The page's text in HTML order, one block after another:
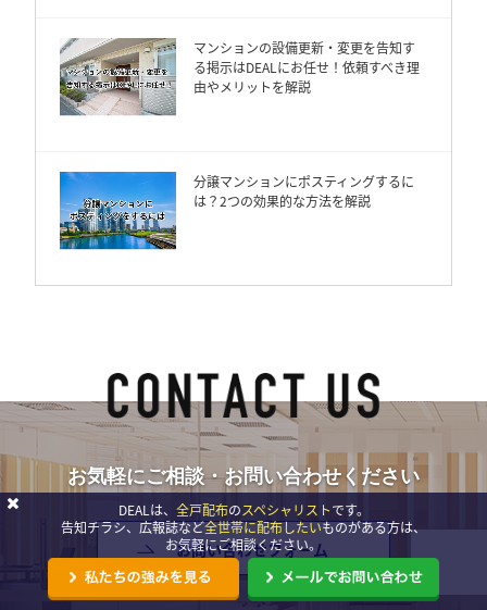
マンションの設備更新・変更を告知す
る掲示はDEALにお任せ！依頼すべき理
由やメリットを解説
分譲マンションにポスティングするに
は？2つの効果的な方法を解説
お気軽にご相談・お問い合わせください
お問い合わせフォーム
DEALは、 全戸配布のスペシャリストです。
告知チラシ、広報誌など全世帯に配布したいものがある方は、
お気軽にご相談ください。